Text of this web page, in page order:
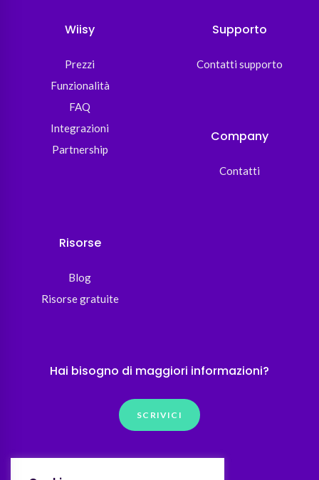
Wiisy
Prezzi
Funzionalità
FAQ
Integrazioni
Partnership
Supporto
Contatti supporto
Company
Contatti
Risorse
Blog
Risorse gratuite
Hai bisogno di maggiori informazioni?
SCRIVICI